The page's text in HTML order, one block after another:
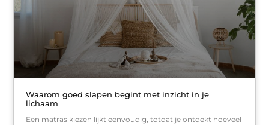
Waarom goed slapen begint met inzicht in je
lichaam
Een matras kiezen lijkt eenvoudig, totdat je ontdekt hoeveel